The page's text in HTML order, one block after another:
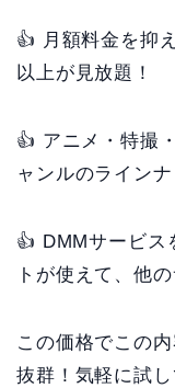
👍 月額料金を抑
以上が見放題！
👍 アニメ・特撮
ャンルのライン
👍 DMMサービ
トが使えて、他
この価格でこの
抜群！気軽に試